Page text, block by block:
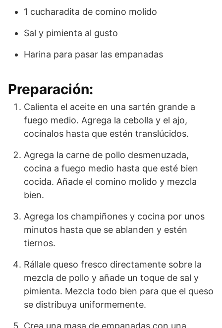
1 cucharadita de comino molido
Sal y pimienta al gusto
Harina para pasar las empanadas
Preparación:
Calienta el aceite en una sartén grande a
fuego medio. Agrega la cebolla y el ajo,
cocínalos hasta que estén translúcidos.
Agrega la carne de pollo desmenuzada,
cocina a fuego medio hasta que esté bien
cocida. Añade el comino molido y mezcla
bien.
Agrega los champiñones y cocina por unos
minutos hasta que se ablanden y estén
tiernos.
Rállale queso fresco directamente sobre la
mezcla de pollo y añade un toque de sal y
pimienta. Mezcla todo bien para que el queso
se distribuya uniformemente.
Crea una masa de empanadas con una